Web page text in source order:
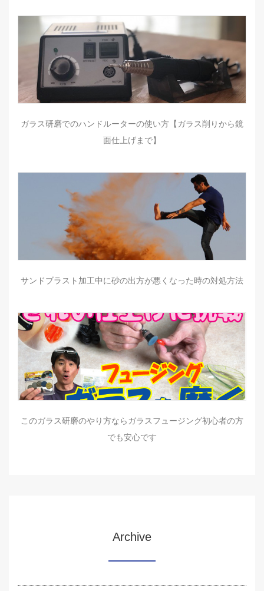
ガラス研磨でのハンドルーターの使い方【ガラス削りから鏡
面仕上げまで】
サンドブラスト加工中に砂の出方が悪くなった時の対処方法
このガラス研磨のやり方ならガラスフュージング初心者の方
でも安心です
Archive